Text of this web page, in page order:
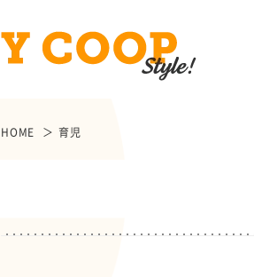
HOME 育児